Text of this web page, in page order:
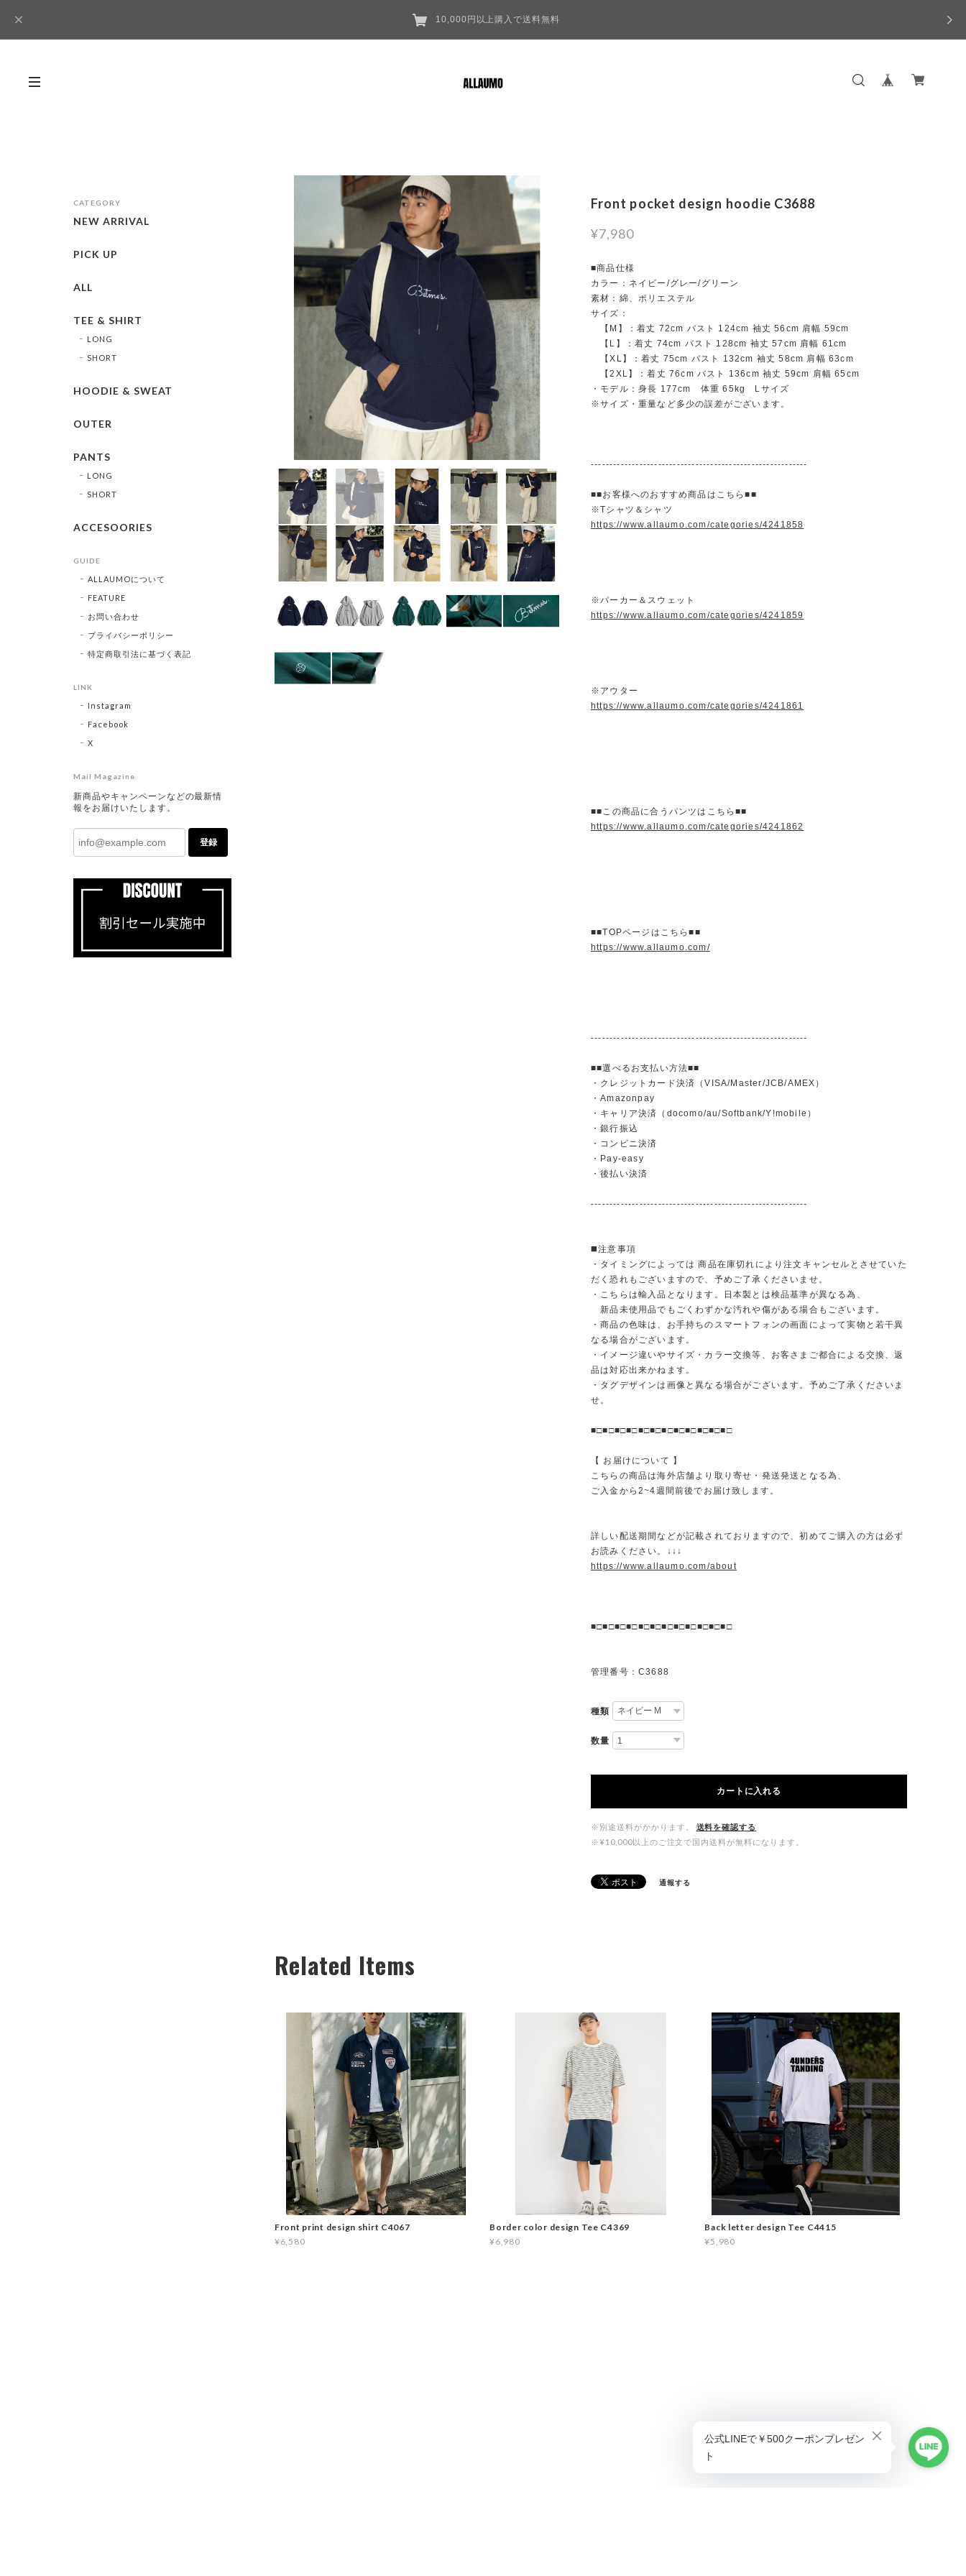
10,000円以上購入で送料無料
Front pocket design hoodie C3688
¥7,980
■商品仕様
カラー：ネイビー/グレー/グリーン
素材：綿、ポリエステル
サイズ：
【M】：着丈 72cm バスト 124cm 袖丈 56cm 肩幅 59cm
【L】：着丈 74cm バスト 128cm 袖丈 57cm 肩幅 61cm
【XL】：着丈 75cm バスト 132cm 袖丈 58cm 肩幅 63cm
【2XL】：着丈 76cm バスト 136cm 袖丈 59cm 肩幅 65cm
・モデル：身長 177cm 体重 65kg Lサイズ
※サイズ・重量など多少の誤差がございます。
----------------------------------------------------------
■■お客様へのおすすめ商品はこちら■■
※Tシャツ＆シャツ
https://www.allaumo.com/categories/4241858
※パーカー＆スウェット
https://www.allaumo.com/categories/4241859
※アウター
https://www.allaumo.com/categories/4241861
■■この商品に合うパンツはこちら■■
https://www.allaumo.com/categories/4241862
■■TOPページはこちら■■
https://www.allaumo.com/
----------------------------------------------------------
■■選べるお支払い方法■■
・クレジットカード決済（VISA/Master/JCB/AMEX）
・Amazonpay
・キャリア決済（docomo/au/Softbank/Y!mobile）
・銀行振込
・コンビニ決済
・Pay-easy
・後払い決済
----------------------------------------------------------
◼️注意事項
・タイミングによっては 商品在庫切れにより注文キャンセルとさせていた
だく恐れもございますので、予めご了承くださいませ。
・こちらは輸入品となります。日本製とは検品基準が異なる為、
新品未使用品でもごくわずかな汚れや傷がある場合もございます。
・商品の色味は、お手持ちのスマートフォンの画面によって実物と若干異
なる場合がございます。
・イメージ違いやサイズ・カラー交換等、お客さまご都合による交換、返
品は対応出来かねます。
・タグデザインは画像と異なる場合がございます。予めご了承くださいま
せ。
■□■□■□■□■□■□■□■□■□■□■□■□
【 お届けについて 】
こちらの商品は海外店舗より取り寄せ・発送発送となる為、
ご入金から2~4週間前後でお届け致します。
詳しい配送期間などが記載されておりますので、初めてご購入の方は必ず
お読みください。↓↓↓
https://www.allaumo.com/about
■□■□■□■□■□■□■□■□■□■□■□■□
管理番号：C3688
種類
数量
カートに入れる
※別途送料がかかります。
送料を確認する
※¥10,000以上のご注文で国内送料が無料になります。
通報する
Related Items
Front print design shirt C4067
¥6,580
Border color design Tee C4369
¥6,980
Back letter design Tee C4415
¥5,980
CATEGORY
NEW ARRIVAL
PICK UP
ALL
TEE & SHIRT
LONG
SHORT
HOODIE & SWEAT
OUTER
PANTS
LONG
SHORT
ACCESOORIES
GUIDE
ALLAUMOについて
FEATURE
お問い合わせ
プライバシーポリシー
特定商取引法に基づく表記
LINK
Instagram
Facebook
X
Mail Magazine
新商品やキャンペーンなどの最新情
報をお届けいたします。
登録